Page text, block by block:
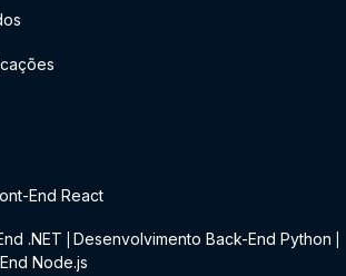
End React
.NET Desenvolvimento Back-End Python
Node.js